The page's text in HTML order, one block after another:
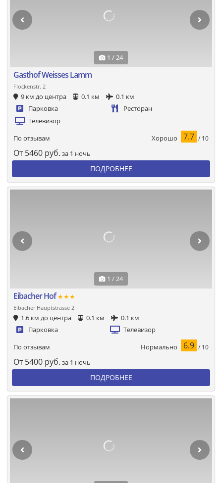
1 / 24
Gasthof Weisses Lamm
Flockenstr. 2
9 км до центра 0.1 км
0.1 км
Парковка
Ресторан
Телевизор
По отзывам Хорошо 7.7 / 10
От 5460 руб. за 1 ночь
ПОДРОБНЕЕ
1 / 24
Eibacher Hof★★★
Eibacher Hauptstrasse 2
1.6 км до центра 0.1 км
0.1 км
Парковка
Телевизор
По отзывам Нормально 6.9 / 10
От 5400 руб. за 1 ночь
ПОДРОБНЕЕ